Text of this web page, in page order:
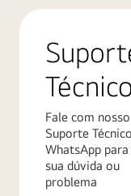
Técnico
Fale com nosso
Suporte
WhatsApp
sua dúvida ou
problema